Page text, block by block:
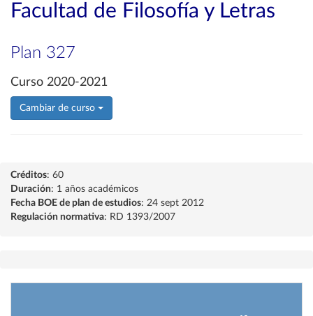
Facultad de Filosofía y Letras
Plan 327
Curso 2020-2021
Cambiar de curso
Créditos: 60
Duración: 1 años académicos
Fecha BOE de plan de estudios: 24 sept 2012
Regulación normativa: RD 1393/2007